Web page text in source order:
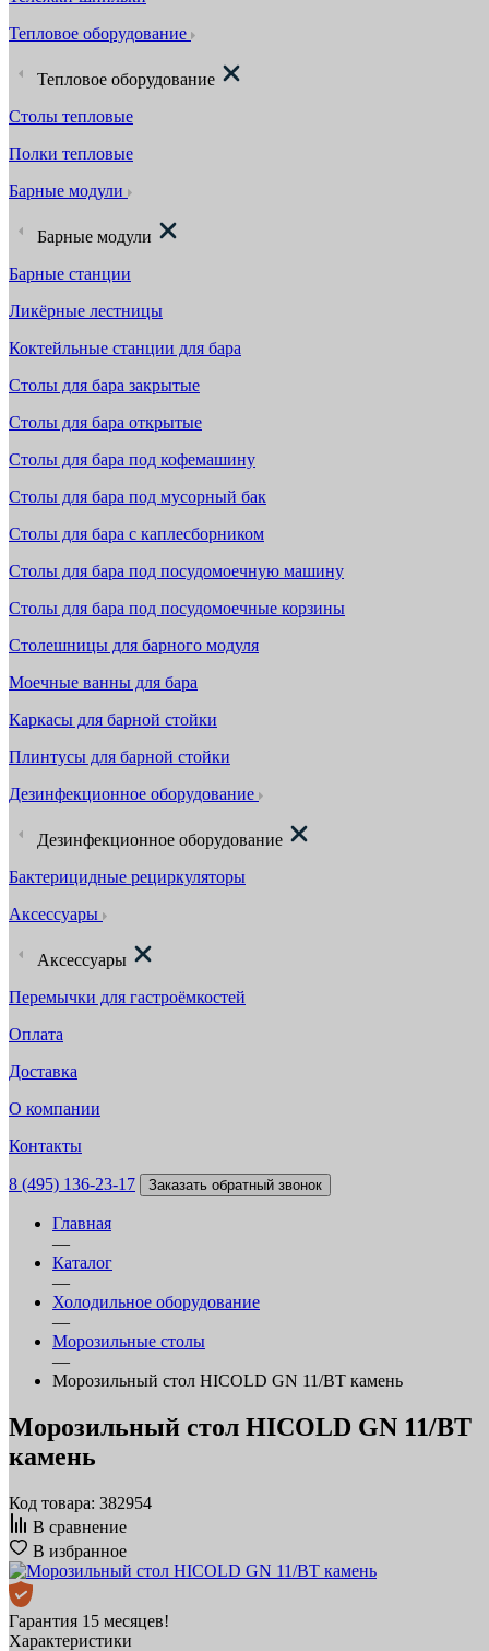
Тепловое оборудование
Тепловое оборудование
Столы тепловые
Полки тепловые
Барные модули
Барные модули
Барные станции
Ликёрные лестницы
Коктейльные станции для бара
Столы для бара закрытые
Столы для бара открытые
Столы для бара под кофемашину
Столы для бара под мусорный бак
Столы для бара с каплесборником
Столы для бара под посудомоечную машину
Столы для бара под посудомоечные корзины
Столешницы для барного модуля
Моечные ванны для бара
Каркасы для барной стойки
Плинтусы для барной стойки
Дезинфекционное оборудование
Дезинфекционное оборудование
Бактерицидные рециркуляторы
Аксессуары
Аксессуары
Перемычки для гастроёмкостей
Оплата
Доставка
О компании
Контакты
8 (495) 136-23-17 Заказать обратный звонок
Главная
—
Каталог
—
Холодильное оборудование
—
Морозильные столы
—
Морозильный стол HICOLD GN 11/BT камень
Морозильный стол HICOLD GN 11/BT
камень
Код товара: 382954
В сравнение
В избранное
Гарантия 15 месяцев!
Характеристики